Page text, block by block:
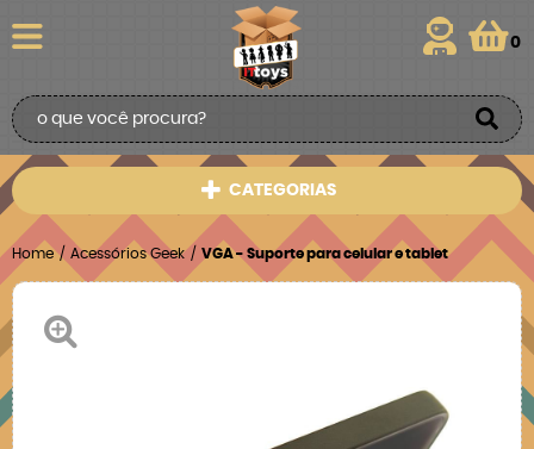
0
CATEGORIAS
Home Acessórios Geek VGA - Suporte para celular e tablet